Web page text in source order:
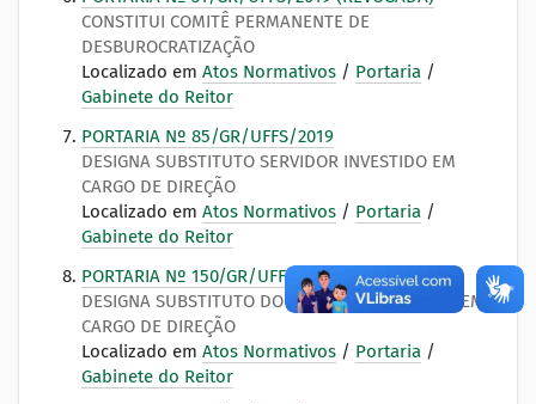
CONSTITUI COMITÊ PERMANENTE DE
DESBUROCRATIZAÇÃO
Localizado em Atos Normativos / Portaria /
Gabinete do Reitor
PORTARIA Nº 85/GR/UFFS/2019
DESIGNA SUBSTITUTO SERVIDOR INVESTIDO EM
CARGO DE DIREÇÃO
Localizado em Atos Normativos / Portaria /
Gabinete do Reitor
PORTARIA Nº 150/GR/UFFS/2019
DESIGNA SUBSTITUTO DO SERVIDOR INVESTIDO EM
CARGO DE DIREÇÃO
Localizado em Atos Normativos / Portaria /
Gabinete do Reitor